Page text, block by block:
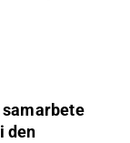
samarbete
den